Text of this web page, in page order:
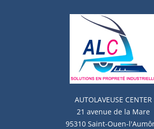
AUTOLAVEUSE CENTER
21 avenue de la Mare
95310 Saint-Ouen-